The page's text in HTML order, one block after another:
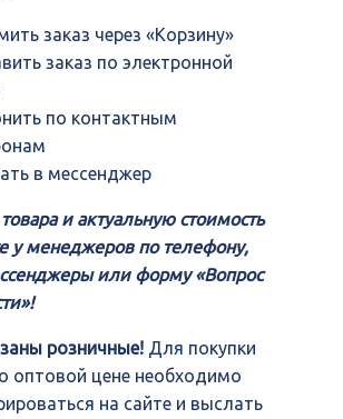
заказ через «Корзину»
заказ по электронной
по контактным
в мессенджер
и актуальную стоимость
у менеджеров по телефону,
или форму «Вопрос
розничные! Для покупки
оптовой цене необходимо
на сайте и выслать